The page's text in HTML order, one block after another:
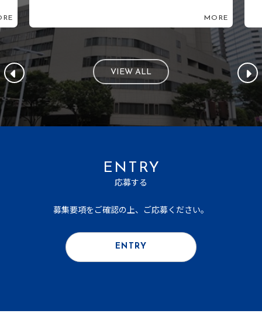
VIEW ALL
ENTRY
応募する
募集要項をご確認の上、ご応募ください。
ENTRY